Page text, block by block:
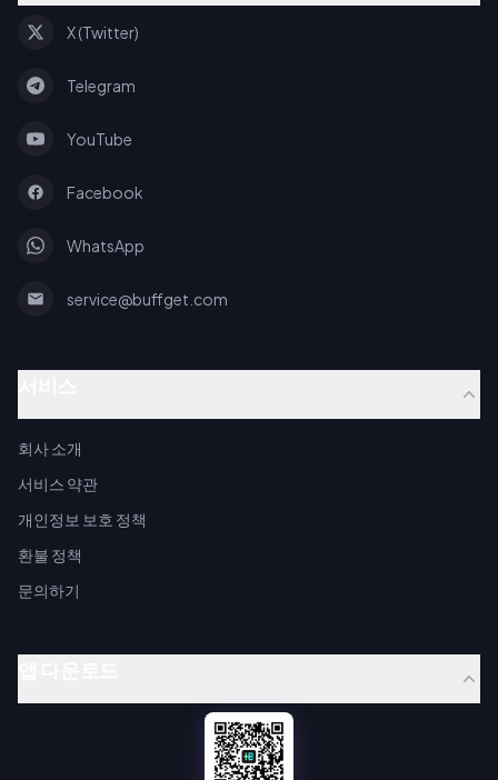
X (Twitter)
Telegram
YouTube
Facebook
WhatsApp
service@buffget.com
회사 소개
서비스 약관
개인정보 보호 정책
환불 정책
문의하기